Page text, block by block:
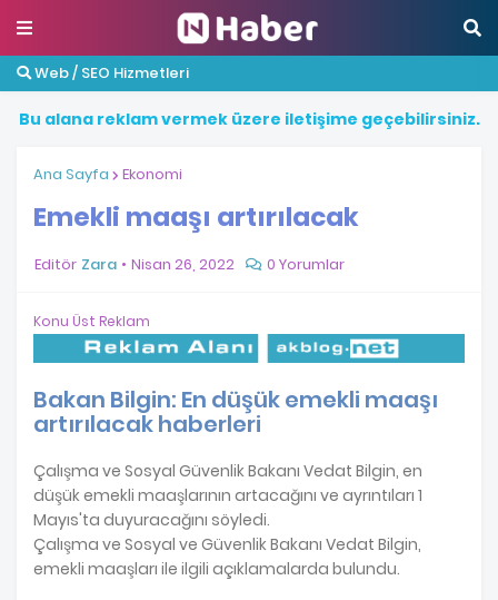
Web / SEO Hizmetleri
Bu alana reklamvermek üzere iletişime geçebilirsiniz.
Ana Sayfa Ekonomi
Emekli maaşı artırılacak
Editör Zara Nisan 26, 2022 0 Yorumlar
Konu Üst Reklam
Bakan Bilgin: En düşük emekli maaşı
artırılacak haberleri
Çalışma ve Sosyal Güvenlik Bakanı Vedat Bilgin, en
düşük emekli maaşlarının artacağını ve ayrıntıları 1
Mayıs'ta duyuracağını söyledi.
Çalışma ve Sosyal ve Güvenlik Bakanı Vedat Bilgin,
emekli maaşları ile ilgili açıklamalarda bulundu.